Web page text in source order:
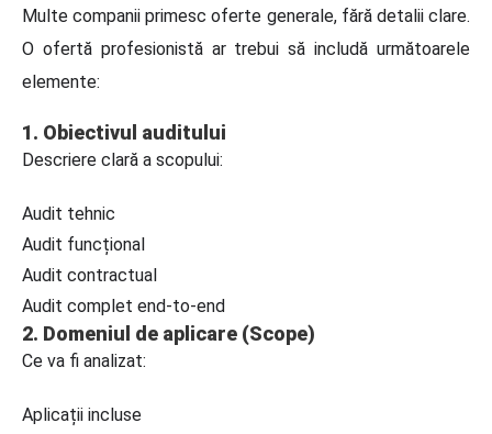
Multe companii primesc oferte generale, fără detalii clare.
O ofertă profesionistă ar trebui să includă următoarele
elemente:
1. Obiectivul auditului
Descriere clară a scopului:
Audit tehnic
Audit funcțional
Audit contractual
Audit complet end-to-end
2. Domeniul de aplicare (Scope)
Ce va fi analizat:
Aplicații incluse